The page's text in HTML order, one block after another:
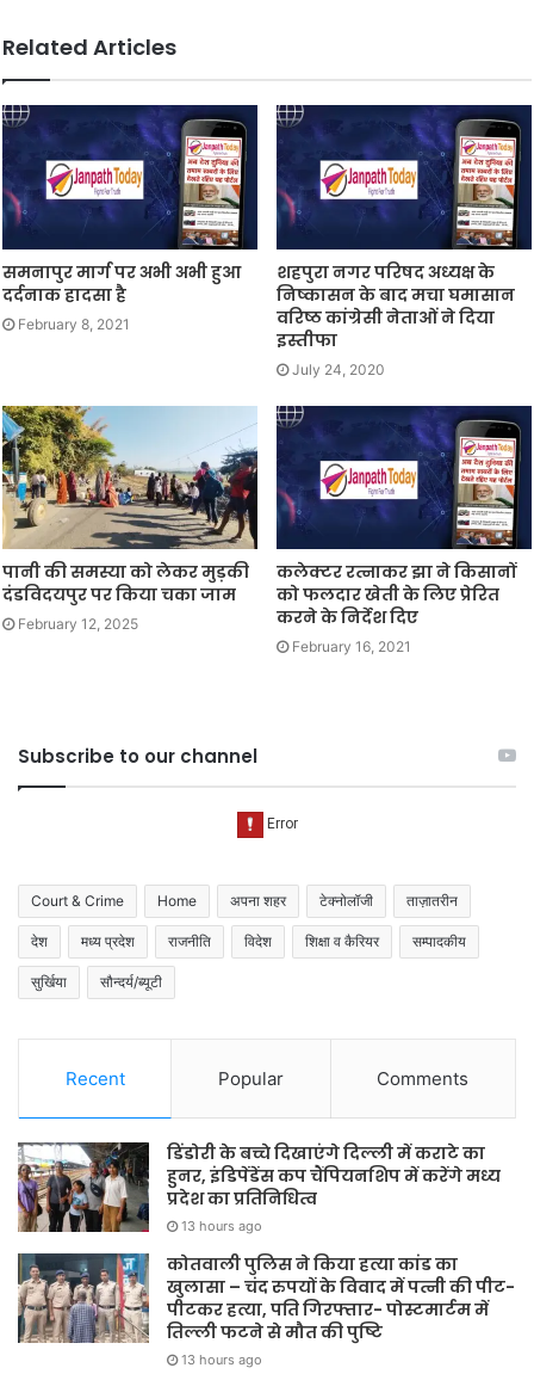
Related Articles
समनापुर मार्ग पर अभी अभी हुआ
दर्दनाक हादसा है
February 8, 2021
शहपुरा नगर परिषद अध्यक्ष के
निष्कासन के बाद मचा घमासान
वरिष्ठ कांग्रेसी नेताओं ने दिया
इस्तीफा
July 24, 2020
पानी की समस्या को लेकर मुड़की
दंडविदयपुर पर किया चका जाम
February 12, 2025
कलेक्टर रत्नाकर झा ने किसानों
को फलदार खेती के लिए प्रेरित
करने के निर्देश दिए
February 16, 2021
Subscribe to our channel
Court & Crime Home अपना शहर टेक्नोलॉजी ताज़ातरीन
देश मध्य प्रदेश राजनीति विदेश शिक्षा व कैरियर सम्पादकीय
सुर्खिया सौन्दर्य/ब्यूटी
Recent Popular Comments
डिंडोरी के बच्चे दिखाएंगे दिल्ली में कराटे का
हुनर, इंडिपेंडेंस कप चैंपियनशिप में करेंगे मध्य
प्रदेश का प्रतिनिधित्व
13 hours ago
कोतवाली पुलिस ने किया हत्या कांड का
खुलासा – चंद रुपयों के विवाद में पत्नी की पीट-
पीटकर हत्या, पति गिरफ्तार- पोस्टमार्टम में
तिल्ली फटने से मौत की पुष्टि
13 hours ago